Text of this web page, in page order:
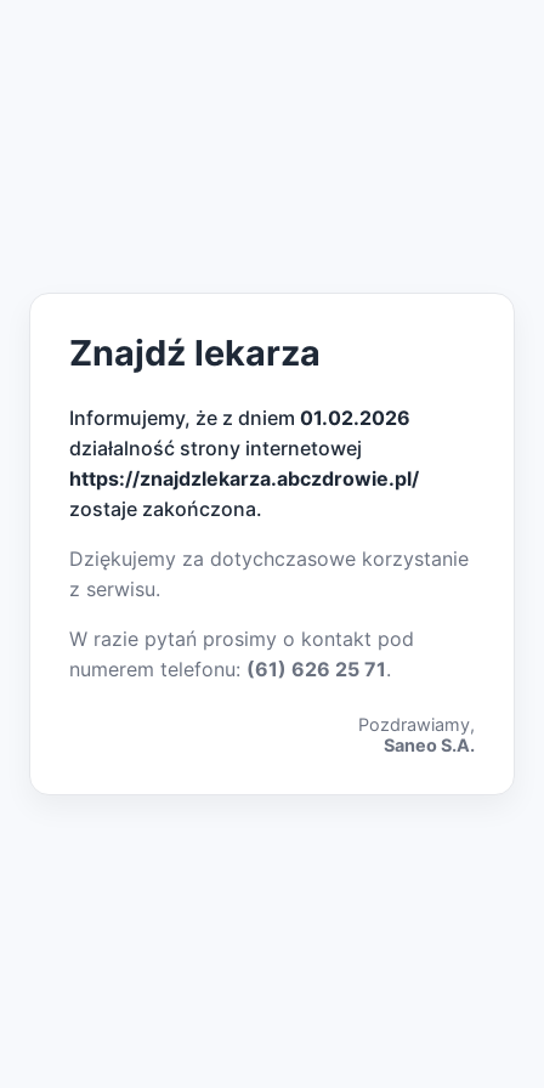
Znajdź lekarza
Informujemy, że z dniem 01.02.2026
działalność strony internetowej
https://znajdzlekarza.abczdrowie.pl/
zostaje zakończona.
Dziękujemy za dotychczasowe korzystanie
z serwisu.
W razie pytań prosimy o kontakt pod
numerem telefonu: (61) 626 25 71.
Pozdrawiamy,
Saneo S.A.